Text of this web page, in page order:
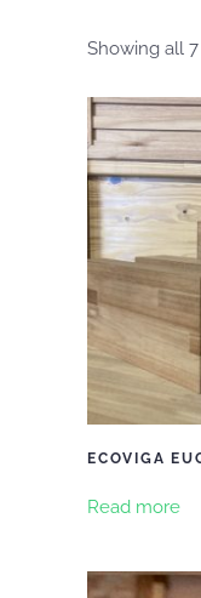
Showing all
ECOVIGA
Read more